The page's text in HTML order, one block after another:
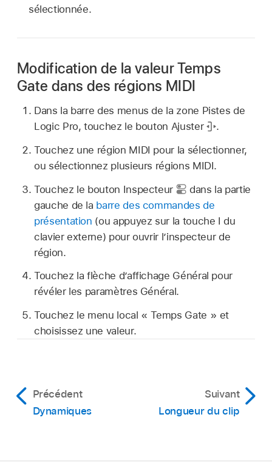
sélectionnée.
Modification de la valeur Temps
Gate dans des régions MIDI
Dans la barre des menus de la zone Pistes de
Logic Pro, touchez le bouton Ajuster
.
Touchez une région MIDI pour la sélectionner,
ou sélectionnez plusieurs régions MIDI.
Touchez le bouton Inspecteur
dans la partie
gauche de la barre des commandes de
présentation (ou appuyez sur la touche I du
clavier externe) pour ouvrir l’inspecteur de
région.
Touchez la flèche d’affichage Général pour
révéler les paramètres Général.
Touchez le menu local « Temps Gate » et
choisissez une valeur.
Précédent
Dynamiques
Suivant
Longueur du clip